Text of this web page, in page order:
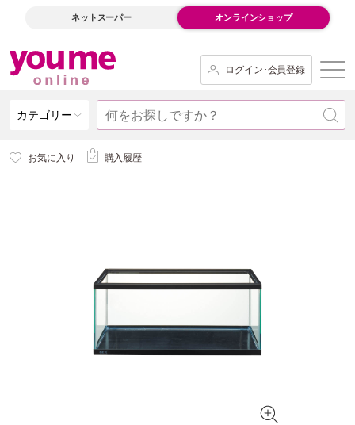
ネットスーパー オンラインショップ
ログイン･会員登録
カテゴリー
お気に入り 購入履歴